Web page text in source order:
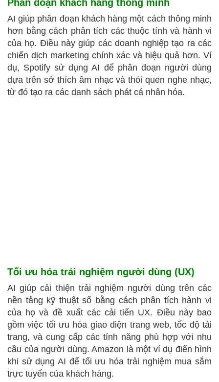
Phân đoạn khách hàng thông minh
AI giúp phân đoạn khách hàng một cách thông minh
hơn bằng cách phân tích các thuộc tính và hành vi
của họ. Điều này giúp các doanh nghiệp tạo ra các
chiến dịch marketing chính xác và hiệu quả hơn. Ví
dụ, Spotify sử dụng AI để phân đoạn người dùng
dựa trên sở thích âm nhạc và thói quen nghe nhạc,
từ đó tạo ra các danh sách phát cá nhân hóa.
Tối ưu hóa trải nghiệm người dùng (UX)
AI giúp cải thiện trải nghiệm người dùng trên các
nền tảng kỹ thuật số bằng cách phân tích hành vi
của họ và đề xuất các cải tiến UX. Điều này bao
gồm việc tối ưu hóa giao diện trang web, tốc độ tải
trang, và cung cấp các tính năng phù hợp với nhu
cầu của người dùng. Amazon là một ví dụ điển hình
khi sử dụng AI để tối ưu hóa trải nghiệm mua sắm
trực tuyến của khách hàng.